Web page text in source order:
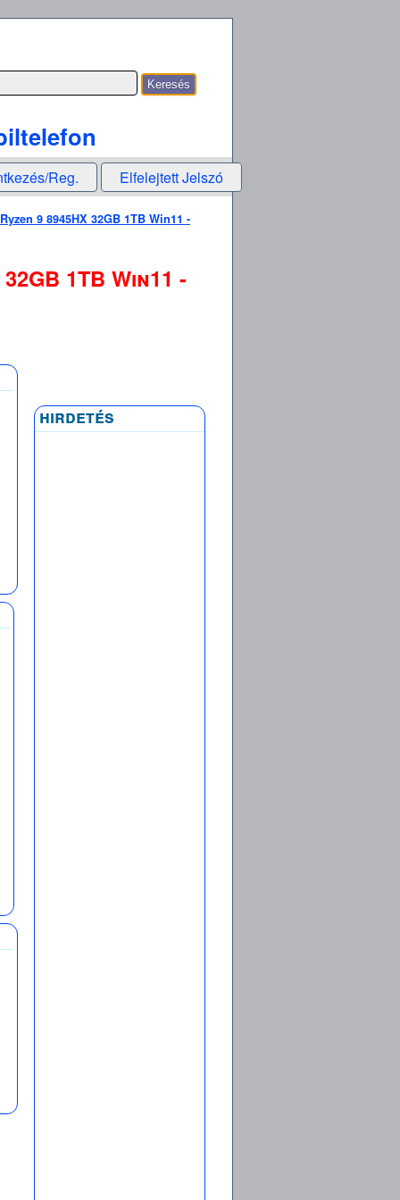
Reg. Elfelejtett Jelszó
9 8945HX 32GB 1TB Win11 -
1TB Win11 -
hirdetés